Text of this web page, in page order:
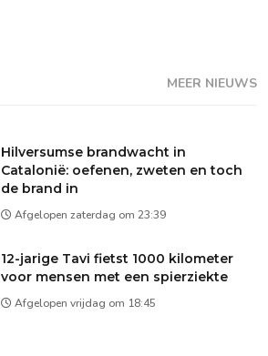
MEER NIEUWS
Hilversumse brandwacht in
Catalonië: oefenen, zweten en toch
de brand in
Afgelopen zaterdag om 23:39
12-jarige Tavi fietst 1000 kilometer
voor mensen met een spierziekte
Afgelopen vrijdag om 18:45